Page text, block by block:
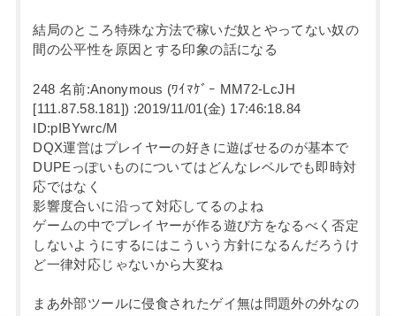
結局のところ特殊な方法で稼いだ奴とやってない奴の
間の公平性を原因とする印象の話になる
248 名前:Anonymous (ﾜｲﾏｹﾞｰ MM72-LcJH
[111.87.58.181]) :2019/11/01(金) 17:46:18.84
ID:pIBYwrc/M
DQX運営はプレイヤーの好きに遊ばせるのが基本で
DUPEっぽいものについてはどんなレベルでも即時対
応ではなく
影響度合いに沿って対応してるのよね
ゲームの中でプレイヤーが作る遊び方をなるべく否定
しないようにするにはこういう方針になるんだろうけ
ど一律対応じゃないから大変ね
まあ外部ツールに侵食されたゲイ無は問題外の外なの